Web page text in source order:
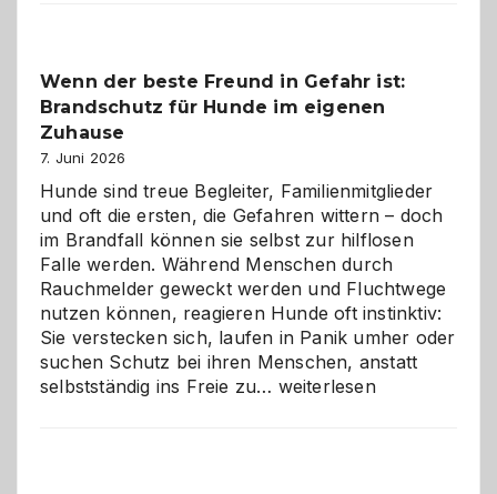
und
herzlich
Wenn der beste Freund in Gefahr ist:
Brandschutz für Hunde im eigenen
Zuhause
7. Juni 2026
Hunde sind treue Begleiter, Familienmitglieder
und oft die ersten, die Gefahren wittern – doch
im Brandfall können sie selbst zur hilflosen
Falle werden. Während Menschen durch
Rauchmelder geweckt werden und Fluchtwege
nutzen können, reagieren Hunde oft instinktiv:
Sie verstecken sich, laufen in Panik umher oder
suchen Schutz bei ihren Menschen, anstatt
selbstständig ins Freie zu… Wenn
weiterlesen